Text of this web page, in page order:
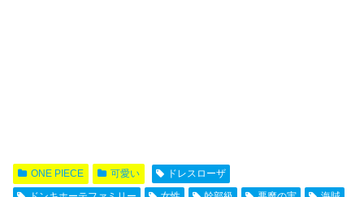
ONE PIECE 可愛い
ドレスローザ